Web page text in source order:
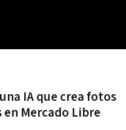
IA que crea fotos
en Mercado Libre